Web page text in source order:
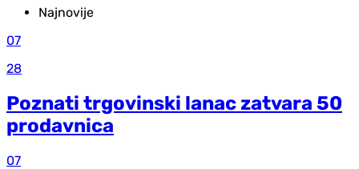
Najnovije
07
28
Poznati trgovinski lanac zatvara 50
prodavnica
07